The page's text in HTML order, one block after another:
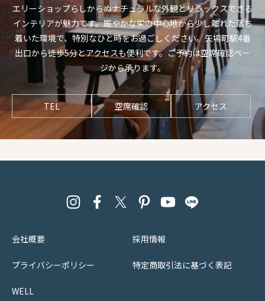
エリーショップらしからぬナチュラルな外観とリラックスできる
インテリアが魅力です。賑やかな栄の中心地から少し離れた落ち
着いた環境で、特別なひと時をお過ごしください。矢場町駅4番
出口から徒歩5分とアクセスも便利です。ご予約は空席確認ペー
ジから承ります。
TEL 空席確認 アクセス
会社概要 採用情報
プライバシーポリシー 特定商取引法に基づく表記
WELL